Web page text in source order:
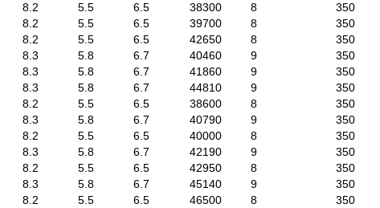
8.2 5.5 6.5 38300 8 350
8.2 5.5 6.5 39700 8 350
8.2 5.5 6.5 42650 8 350
8.3 5.8 6.7 40460 9 350
8.3 5.8 6.7 41860 9 350
8.3 5.8 6.7 44810 9 350
8.2 5.5 6.5 38600 8 350
8.3 5.8 6.7 40790 9 350
8.2 5.5 6.5 40000 8 350
8.3 5.8 6.7 42190 9 350
8.2 5.5 6.5 42950 8 350
8.3 5.8 6.7 45140 9 350
8.2 5.5 6.5 46500 8 350